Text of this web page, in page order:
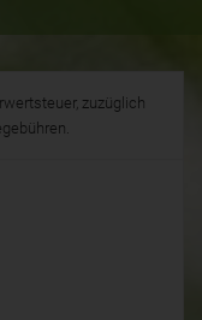
zuzüglich